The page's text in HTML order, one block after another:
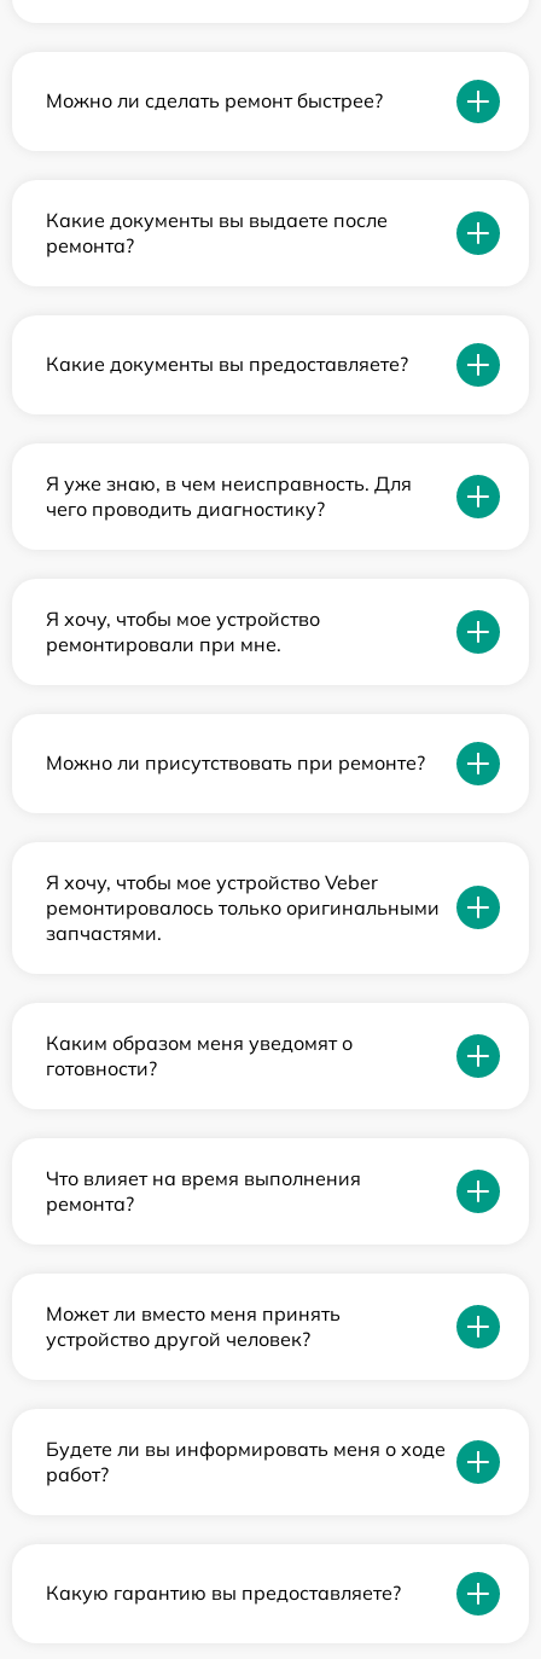
Можно ли сделать ремонт быстрее?
Какие документы вы выдаете после
ремонта?
Какие документы вы предоставляете?
Я уже знаю, в чем неисправность. Для
чего проводить диагностику?
Я хочу, чтобы мое устройство
ремонтировали при мне.
Можно ли присутствовать при ремонте?
Я хочу, чтобы мое устройство Veber
ремонтировалось только оригинальными
запчастями.
Каким образом меня уведомят о
готовности?
Что влияет на время выполнения
ремонта?
Может ли вместо меня принять
устройство другой человек?
Будете ли вы информировать меня о ходе
работ?
Какую гарантию вы предоставляете?